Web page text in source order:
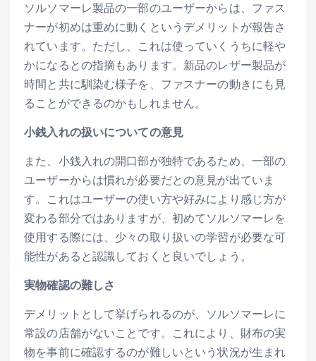
ソルソマーレ製品の一部のユーザーからは、ファス
ナーが初めは重めに動くというデメリットが報告さ
れています。ただし、これは使っていくうちに軽や
かになるとの指摘もあります。新品のレザー製品が
時間と共に馴染む様子を、ファスナーの動きにも見
ることができるのかもしれません。
小銭入れの扱いについての意見
また、小銭入れの開口部が独特であるため、一部の
ユーザーからは慣れが必要だとの意見が出ていま
す。これはユーザーの使い方や好みにより感じ方が
変わる部分ではありますが、初めてソルソマーレを
使用する際には、少々の取り扱いの学習が必要な可
能性があると認識しておくと良いでしょう。
実物確認の難しさ
デメリットとして挙げられるのが、ソルソマーレに
常設の店舗がないことです。これにより、財布の実
物を事前に確認するのが難しいという状況が生まれ